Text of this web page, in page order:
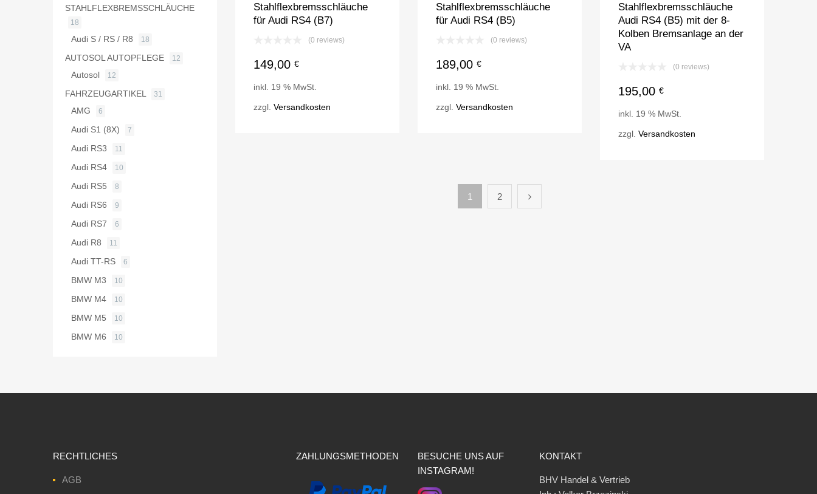
Stahlflexbremsschläuche
für Audi RS4 (B7)
(0 reviews)
149,00 €
inkl. 19 % MwSt.
zzgl. Versandkosten
Stahlflexbremsschläuche
für Audi RS4 (B5)
(0 reviews)
189,00 €
inkl. 19 % MwSt.
zzgl. Versandkosten
Stahlflexbremsschläuche
Audi RS4 (B5) mit der 8-
Kolben Bremsanlage an der
VA
(0 reviews)
195,00 €
inkl. 19 % MwSt.
zzgl. Versandkosten
1 2
STAHLFLEXBREMSSCHLÄUCHE
18
Audi S / RS / R8 18
AUTOSOL AUTOPFLEGE 12
Autosol 12
FAHRZEUGARTIKEL 31
AMG 6
Audi S1 (8X) 7
Audi RS3 11
Audi RS4 10
Audi RS5 8
Audi RS6 9
Audi RS7 6
Audi R8 11
Audi TT-RS 6
BMW M3 10
BMW M4 10
BMW M5 10
BMW M6 10
RECHTLICHES
AGB
ZAHLUNGSMETHODEN
BESUCHE UNS AUF
INSTAGRAM!
KONTAKT
BHV Handel & Vertrieb